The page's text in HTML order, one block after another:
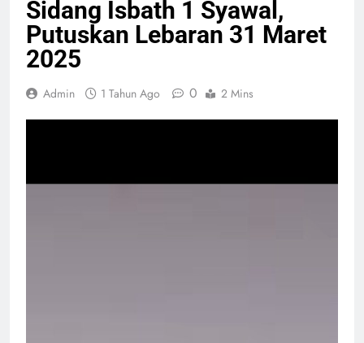
Sidang Isbath 1 Syawal,
Putuskan Lebaran 31 Maret
2025
Admin 1 Tahun Ago 0 2 Mins